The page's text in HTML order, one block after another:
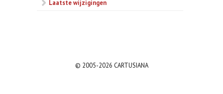
Laatste wijzigingen
© 2005-2026 CARTUSIANA